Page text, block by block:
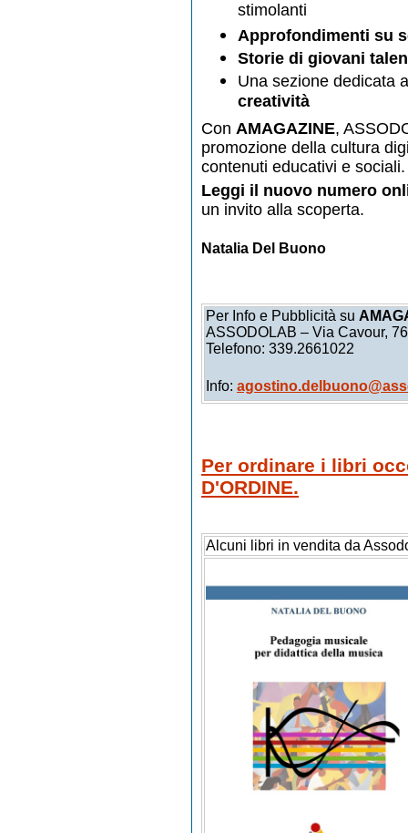
stimolanti
Approfondimenti su
Storie di giovani
Una sezione dedicata
creatività
Con AMAGAZINE,
promozione della cultura
contenuti educativi e sociali.
Leggi il nuovo numero
un invito alla scoperta.
Natalia Del Buono
Per Info e Pubblicità su
ASSODOLAB – Via Cavour,
Telefono: 339.2661022
Info:
Per ordinare i libri
D'ORDINE.
Alcuni libri in vendita da